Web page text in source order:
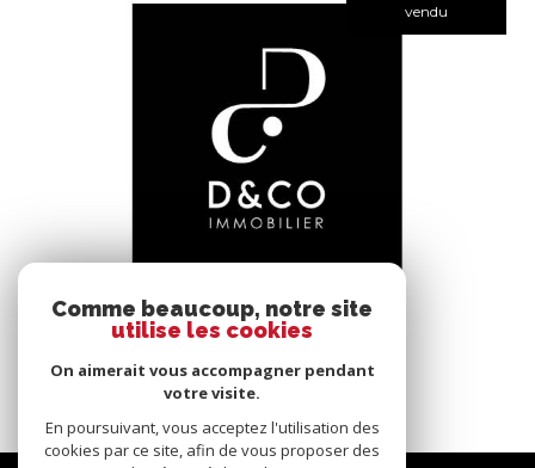
vendu
voir le bien
Bâgé-le-Châtel (01380)
Comme beaucoup, notre site
utilise les cookies
On aimerait vous accompagner pendant
votre visite.
En poursuivant, vous acceptez l'utilisation des
cookies par ce site, afin de vous proposer des